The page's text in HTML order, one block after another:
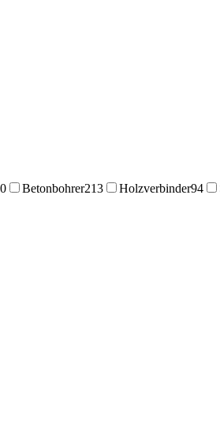
Betonbohrer213 Holzverbinder94